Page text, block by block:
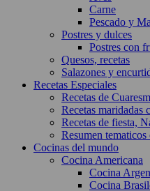
Carne
Pescado y
Postres y dulces
Postres con
Quesos, recetas
Salazones y
Recetas Especiales
Recetas de
Recetas maridadas
Recetas de fiesta,
Resumen tematicos
Cocinas del mundo
Cocina Americana
Cocina
Cocina